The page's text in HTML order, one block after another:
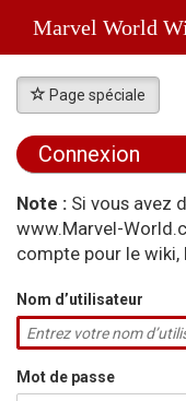
Marvel World
Page spéciale
Connexion
Note : Si vous avez
www.Marvel-
compte pour le wiki,
Nom d’utilisateur
Mot de passe